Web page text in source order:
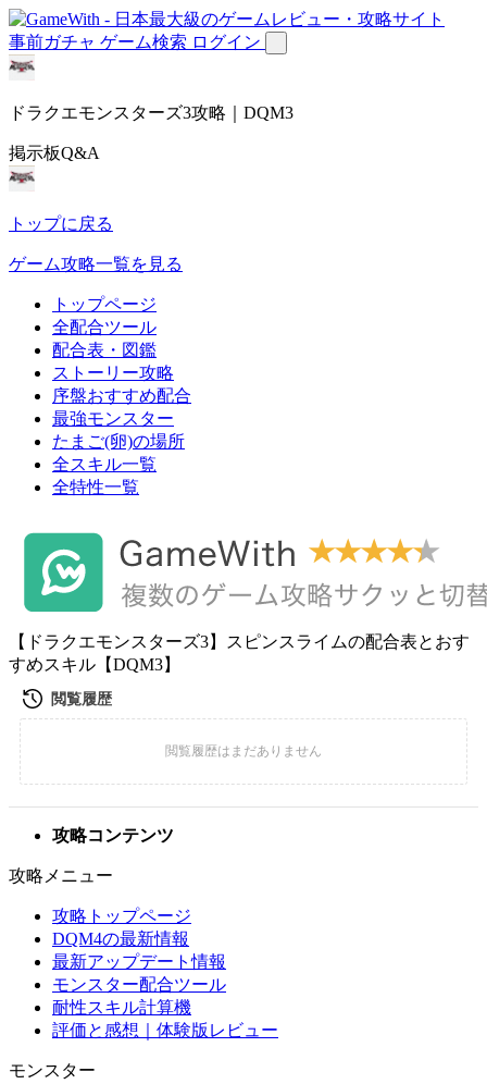
事前ガチャ ゲーム検索 ログイン
ドラクエモンスターズ3攻略｜DQM3
掲示板Q&A
トップに戻る
ゲーム攻略一覧を見る
トップページ
全配合ツール
配合表・図鑑
ストーリー攻略
序盤おすすめ配合
最強モンスター
たまご(卵)の場所
全スキル一覧
全特性一覧
【ドラクエモンスターズ3】スピンスライムの配合表とおす
すめスキル【DQM3】
攻略コンテンツ
攻略メニュー
攻略トップページ
DQM4の最新情報
最新アップデート情報
モンスター配合ツール
耐性スキル計算機
評価と感想｜体験版レビュー
モンスター